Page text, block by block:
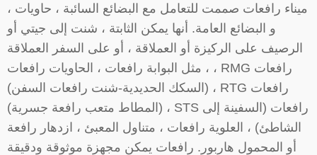
ميناء رافعات صممت للتعامل مع البضائع السائبة ، حاويات ،
و البضائع العامة. أنها يمكن الثابتة ، شنت إلى جيتي أو
الرصيف على الركيزة أو العملاقة ، أو على السفر العملاقة
، مثل البوابة رافعات ، الحاويات رافعات ، RMG رافعات
(السكك الحديدية-شنت رافعات السفن) ، RTG رافعات
(المطاط متعب رافعة جسرية) ، STS رافعات (السفينة إلى
الشاطئ) ، العلوية رافعات ، متناول المعبئ ، ازدهار رافعة
أو المحمول هاربور. رافعات يمكن مجهزة موثوقة ودقيقة